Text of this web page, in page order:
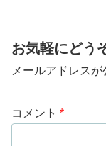
お気軽にどう
メールアドレスが
コメント *